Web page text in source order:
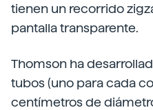
tienen un recorrido
pantalla transparente.
Thomson ha
tubos (uno para cada
centímetros de